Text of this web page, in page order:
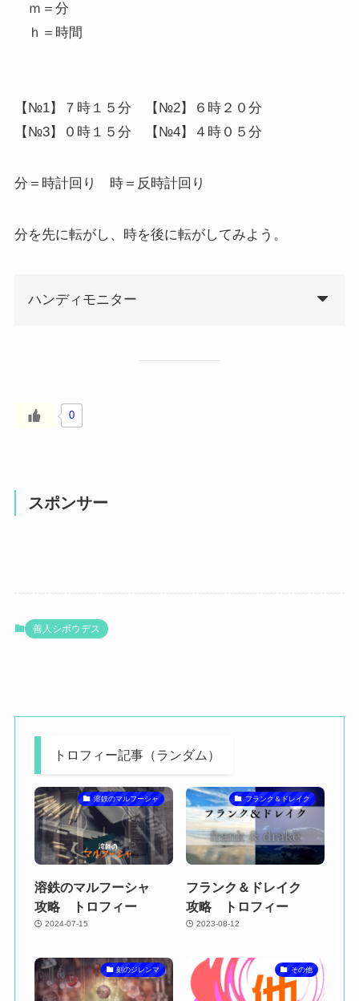
ｍ＝分
ｈ＝時間
【№1】７時１５分 【№2】６時２０分
【№3】０時１５分 【№4】４時０５分
分＝時計回り 時＝反時計回り
分を先に転がし、時を後に転がしてみよう。
ハンディモニター
0
スポンサー
善人シボウデス
トロフィー記事（ランダム）
溶鉄のマルフーシャ
溶鉄のマルフーシャ
攻略 トロフィー
2024-07-15
フランク＆ドレイク
フランク＆ドレイク
攻略 トロフィー
2023-08-12
刻のジレンマ その他